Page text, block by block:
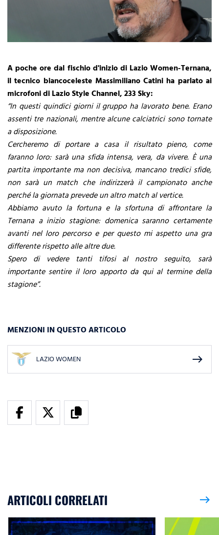
A poche ore dal fischio d'inizio di Lazio Women-Ternana,
il tecnico biancoceleste Massimiliano Catini ha parlato ai
microfoni di Lazio Style Channel, 233 Sky:
“In questi quindici giorni il gruppo ha lavorato bene. Erano
assenti tre nazionali, mentre alcune calciatrici sono tornate
a disposizione.
Cercheremo di portare a casa il risultato pieno, come
faranno loro: sarà una sfida intensa, vera, da vivere. È una
partita importante ma non decisiva, mancano tredici sfide,
non sarà un match che indirizzerà il campionato anche
perché la giornata prevede un altro match al vertice.
Abbiamo avuto la fortuna e la sfortuna di affrontare la
Ternana a inizio stagione: domenica saranno certamente
avanti nel loro percorso e per questo mi aspetto una gra
differente rispetto alle altre due.
Spero di vedere tanti tifosi al nostro seguito, sarà
importante sentire il loro apporto da qui al termine della
stagione”.
MENZIONI IN QUESTO ARTICOLO
LAZIO WOMEN east
ARTICOLI CORRELATI east